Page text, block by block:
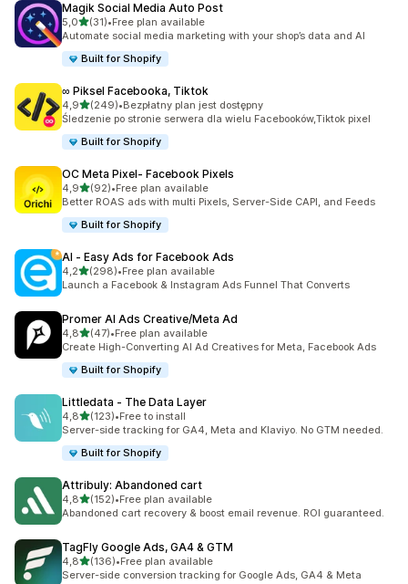
Magik Social Media Auto Post
5,0na 5 gwiazdek
(31)
Łączna liczba recenzji: 31
•Free plan available
Automate social media marketing with your shop’s data and AI
Built for Shopify
∞ Piksel Facebooka, Tiktok
4,9na 5 gwiazdek
(249)
Łączna liczba recenzji: 249
•Bezpłatny plan jest dostępny
Śledzenie po stronie serwera dla wielu Facebooków,Tiktok pixel
Built for Shopify
OC Meta Pixel‑ Facebook Pixels
4,9na 5 gwiazdek
(92)
Łączna liczba recenzji: 92
•Free plan available
Better ROAS ads with multi Pixels, Server-Side CAPI, and Feeds
Built for Shopify
AI ‑ Easy Ads for Facebook Ads
4,2na 5 gwiazdek
(298)
Łączna liczba recenzji: 298
•Free plan available
Launch a Facebook & Instagram Ads Funnel That Converts
Promer AI Ads Creative/Meta Ad
4,8na 5 gwiazdek
(47)
Łączna liczba recenzji: 47
•Free plan available
Create High-Converting AI Ad Creatives for Meta, Facebook Ads
Built for Shopify
Littledata ‑ The Data Layer
4,8na 5 gwiazdek
(123)
Łączna liczba recenzji: 123
•Free to install
Server-side tracking for GA4, Meta and Klaviyo. No GTM needed.
Built for Shopify
Attribuly: Abandoned cart
4,8na 5 gwiazdek
(152)
Łączna liczba recenzji: 152
•Free plan available
Abandoned cart recovery & boost email revenue. ROI guaranteed.
TagFly Google Ads, GA4 & GTM
4,8na 5 gwiazdek
(136)
Łączna liczba recenzji: 136
•Free plan available
Server-side conversion tracking for Google Ads, GA4 & Meta